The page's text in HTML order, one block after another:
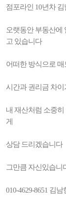
점포라인 10년차
오랫동안 부동산에
고 있습니다
어떠한 방식으로
시간과 권리금 차
내 재산처럼 소중
게
상담 드리겠습니다
그만큼 자신있습니
010-4629-8651 김남